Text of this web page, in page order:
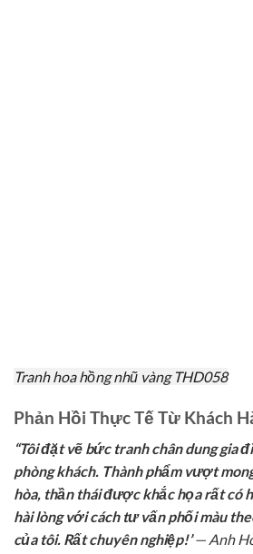
Tranh hoa hồng nhũ vàng THD058
Phản Hồi Thực Tế Từ Khách
“Tôi đặt vẽ bức tranh chân dung gia
phòng khách. Thành phẩm vượt
hòa, thần thái được khắc họa rất có
hài lòng với cách tư vấn phối màu
của tôi. Rất chuyên nghiệp!”— Anh